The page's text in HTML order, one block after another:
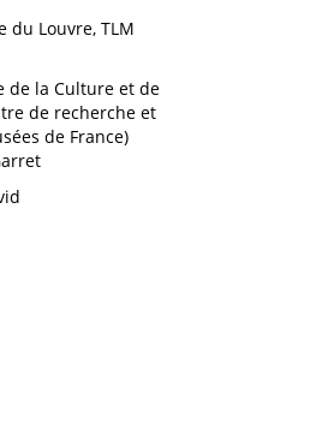
du Louvre, TLM
de la Culture et de
de recherche et
de France)